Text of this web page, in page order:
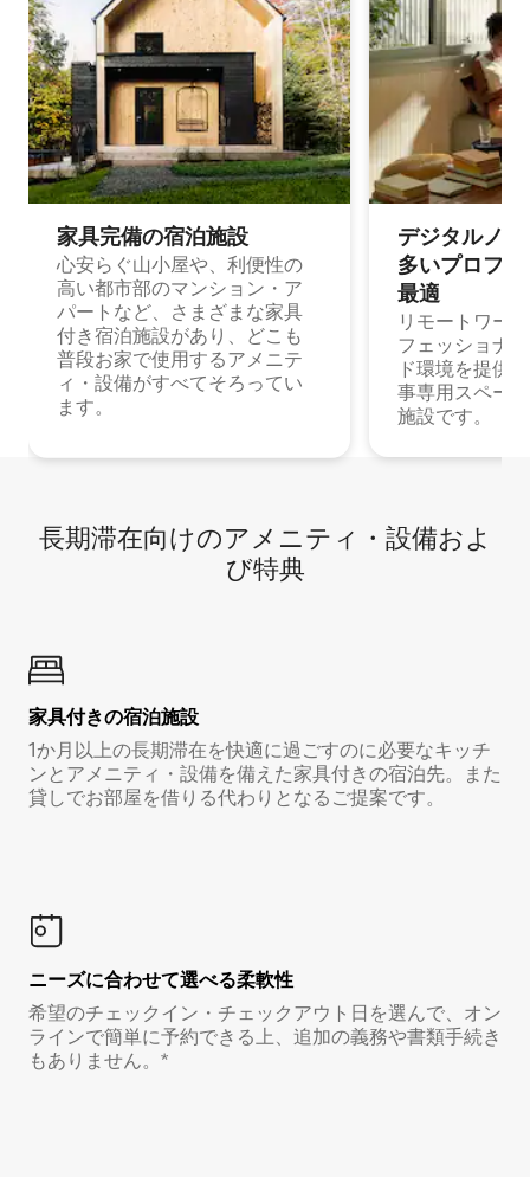
家具完備の宿⁠泊⁠施⁠設
心安らぐ山小屋や、利便性の
高い都市部のマンション・ア
パートなど、さまざまな家具
付き宿泊施設があり、どこも
普段お家で使用するアメニテ
ィ・設備がすべてそろってい
ます。
デジタルノ
多⁠いプ⁠ロ⁠フ⁠
最⁠適
リモートワー
フェッショナ
ド環境を提供
事専用スペー
施設です。
長期滞在向け⁠のア⁠メ⁠ニ⁠テ⁠ィ⁠・設⁠備⁠およ
び特⁠典
家具付き⁠の宿⁠泊⁠施⁠設
1か月以上の長期滞在を快適に過ごすのに必要なキッチ
ンとアメニティ・設備を備えた家具付きの宿泊先。また
貸しでお部屋を借りる代わりとなるご提案です。
ニーズに合わせて選べる柔軟性
希望のチェックイン・チェックアウト日を選んで、オン
ラインで簡単に予約できる上、追加の義務や書類手続き
もありません。*